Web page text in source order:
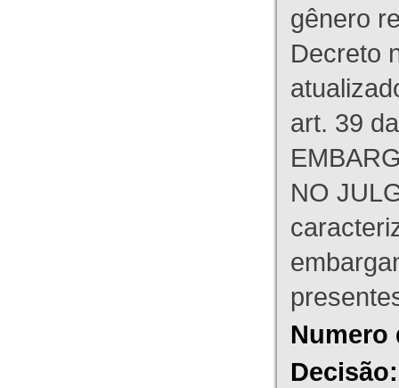
gênero
Decreto
art. 39
NO
Numero
Decisão: